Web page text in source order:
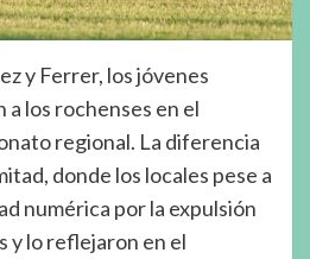
y Ferrer, los jóvenes
los rochenses en el
regional. La diferencia
donde los locales pese a
numérica por la expulsión
y lo reflejaron en el